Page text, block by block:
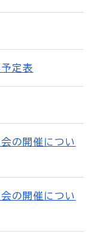
定表
の開催につい
の開催につい